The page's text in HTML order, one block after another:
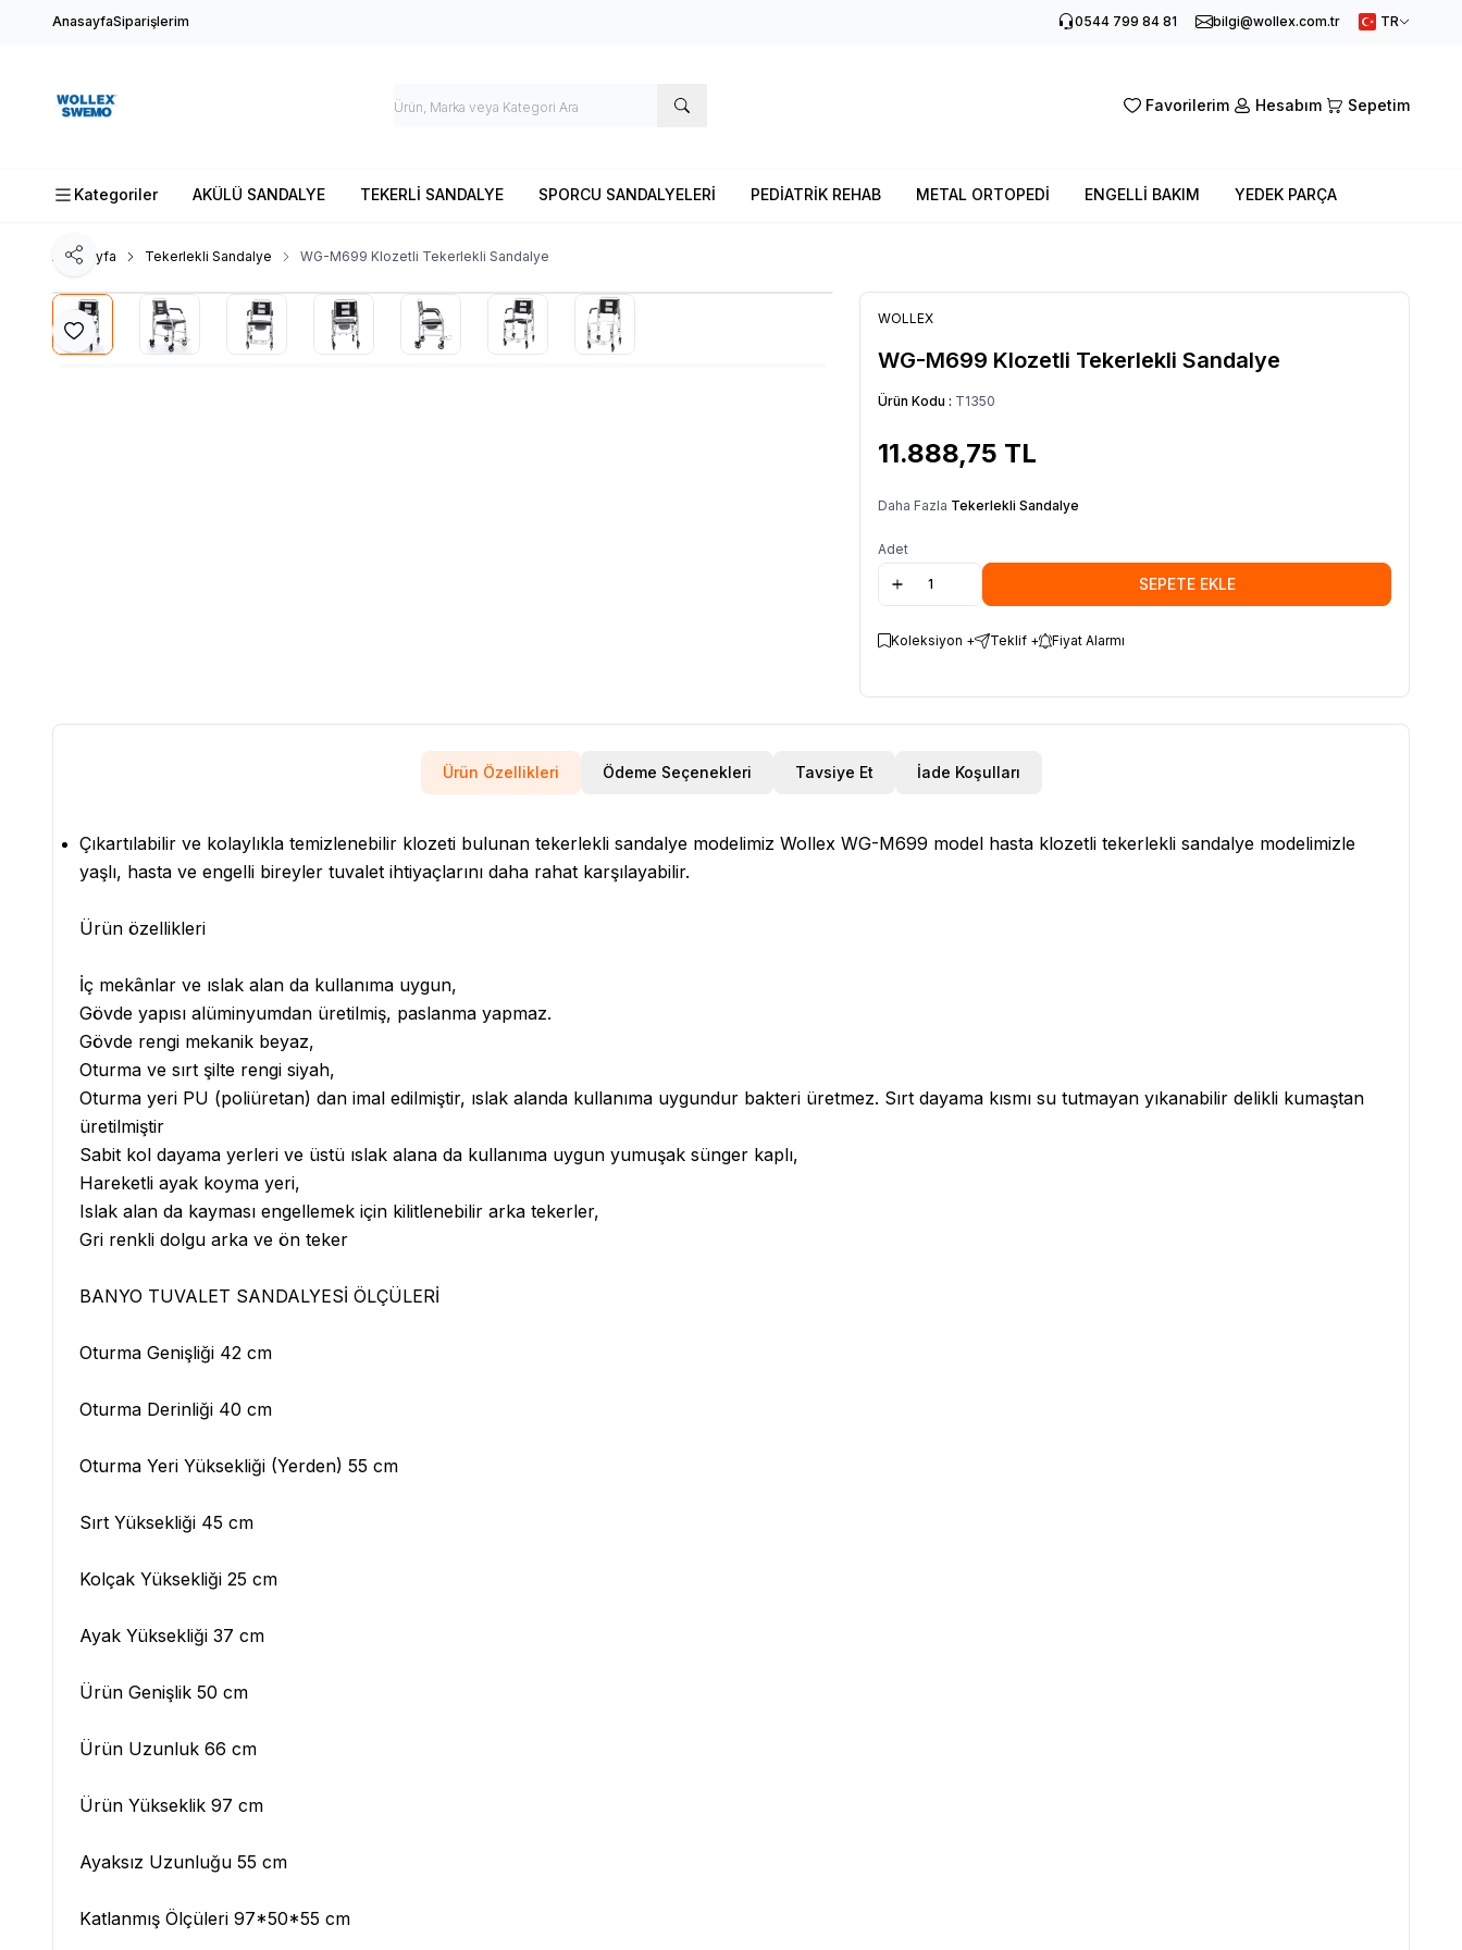
AnasayfaSiparişlerim 0544 799 84 81 bilgi@wollex.com.tr TR
Favorilerim Hesabım Sepetim
Kategoriler AKÜLÜ SANDALYE TEKERLİ SANDALYE SPORCU SANDALYELERİ PEDİATRİK REHAB METAL ORTOPEDİ ENGELLİ BAKIM YEDEK PARÇA
Ana Sayfa Tekerlekli Sandalye WG-M699 Klozetli Tekerlekli Sandalye
Favoriye Ekle
Paylaş
WOLLEX
WG-M699 Klozetli Tekerlekli Sandalye
Ürün Kodu : T1350
11.888,75 TL
Daha Fazla Tekerlekli Sandalye
Adet
SEPETE EKLE
Koleksiyon + Teklif + Fiyat Alarmı
Ürün Özellikleri Ödeme Seçenekleri Tavsiye Et İade Koşulları
Çıkartılabilir ve kolaylıkla temizlenebilir klozeti bulunan tekerlekli sandalye modelimiz Wollex WG-M699 model hasta klozetli tekerlekli sandalye modelimizle
yaşlı, hasta ve engelli bireyler tuvalet ihtiyaçlarını daha rahat karşılayabilir.
Ürün özellikleri
İç mekânlar ve ıslak alan da kullanıma uygun,
Gövde yapısı alüminyumdan üretilmiş, paslanma yapmaz.
Gövde rengi mekanik beyaz,
Oturma ve sırt şilte rengi siyah,
Oturma yeri PU (poliüretan) dan imal edilmiştir, ıslak alanda kullanıma uygundur bakteri üretmez. Sırt dayama kısmı su tutmayan yıkanabilir delikli kumaştan
üretilmiştir
Sabit kol dayama yerleri ve üstü ıslak alana da kullanıma uygun yumuşak sünger kaplı,
Hareketli ayak koyma yeri,
Islak alan da kayması engellemek için kilitlenebilir arka tekerler,
Gri renkli dolgu arka ve ön teker
BANYO TUVALET SANDALYESİ ÖLÇÜLERİ
Oturma Genişliği 42 cm
Oturma Derinliği 40 cm
Oturma Yeri Yüksekliği (Yerden) 55 cm
Sırt Yüksekliği 45 cm
Kolçak Yüksekliği 25 cm
Ayak Yüksekliği 37 cm
Ürün Genişlik 50 cm
Ürün Uzunluk 66 cm
Ürün Yükseklik 97 cm
Ayaksız Uzunluğu 55 cm
Katlanmış Ölçüleri 97*50*55 cm